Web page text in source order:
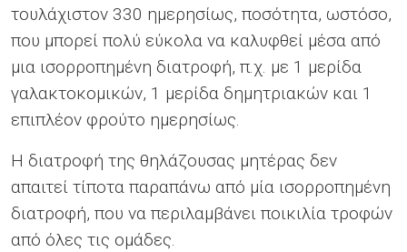
τουλάχιστον 330 ημερησίως, ποσότητα, ωστόσο,
που μπορεί πολύ εύκολα να καλυφθεί μέσα από
μια ισορροπημένη διατροφή, π.χ. με 1 μερίδα
γαλακτοκομικών, 1 μερίδα δημητριακών και 1
επιπλέον φρούτο ημερησίως.
Η διατροφή της θηλάζουσας μητέρας δεν
απαιτεί τίποτα παραπάνω από μία ισορροπημένη
διατροφή, που να περιλαμβάνει ποικιλία τροφών
από όλες τις ομάδες.